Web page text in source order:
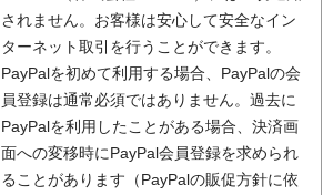
されません。お客様は安心して安全なイン
ターネット取引を行うことができます。
PayPalを初めて利用する場合、PayPalの会
員登録は通常必須ではありません。過去に
PayPalを利用したことがある場合、決済画
面への変移時にPayPal会員登録を求められ
ることがあります（PayPalの販促方針に依